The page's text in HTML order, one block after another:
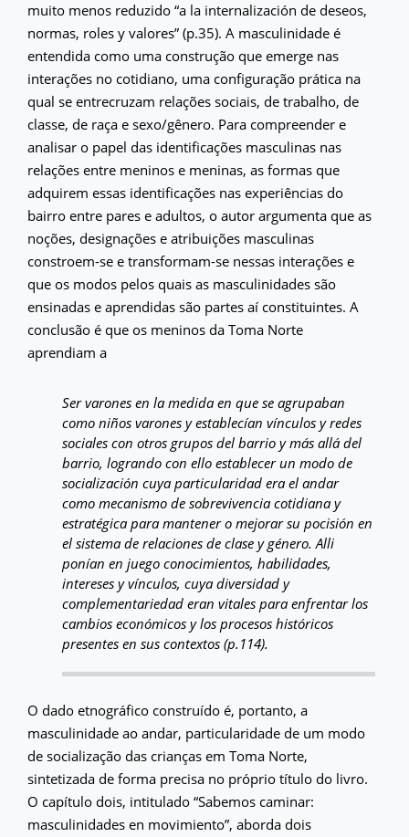
muito menos reduzido “a la internalización de deseos,
normas, roles y valores” (p.35). A masculinidade é
entendida como uma construção que emerge nas
interações no cotidiano, uma configuração prática na
qual se entrecruzam relações sociais, de trabalho, de
classe, de raça e sexo/gênero. Para compreender e
analisar o papel das identificações masculinas nas
relações entre meninos e meninas, as formas que
adquirem essas identificações nas experiências do
bairro entre pares e adultos, o autor argumenta que as
noções, designações e atribuições masculinas
constroem-se e transformam-se nessas interações e
que os modos pelos quais as masculinidades são
ensinadas e aprendidas são partes aí constituintes. A
conclusão é que os meninos da Toma Norte
aprendiam a
Ser varones en la medida en que se agrupaban
como niños varones y establecían vínculos y redes
sociales con otros grupos del barrio y más allá del
barrio, logrando con ello establecer un modo de
socialización cuya particularidad era el andar
como mecanismo de sobrevivencia cotidiana y
estratégica para mantener o mejorar su pocisión en
el sistema de relaciones de clase y género. Alli
ponían en juego conocimientos, habilidades,
intereses y vínculos, cuya diversidad y
complementariedad eran vitales para enfrentar los
cambios económicos y los procesos históricos
presentes en sus contextos (p.114).
O dado etnográfico construído é, portanto, a
masculinidade ao andar, particularidade de um modo
de socialização das crianças em Toma Norte,
sintetizada de forma precisa no próprio título do livro.
O capítulo dois, intitulado “Sabemos caminar:
masculinidades en movimiento”, aborda dois